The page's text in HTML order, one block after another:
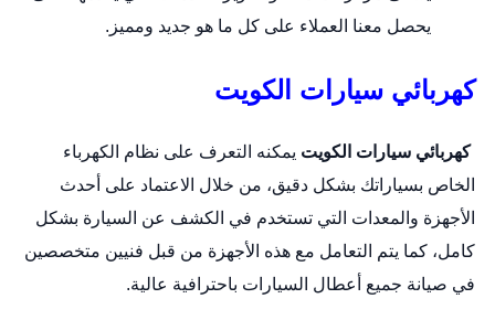
يحصل معنا العملاء على كل ما هو جديد ومميز.
كهربائي سيارات الكويت
كهربائي سيارات الكويت يمكنه التعرف على نظام الكهرباء
الخاص بسياراتك بشكل دقيق، من خلال الاعتماد على أحدث
الأجهزة والمعدات التي تستخدم في الكشف عن السيارة بشكل
كامل، كما يتم التعامل مع هذه الأجهزة من قبل فنيين متخصصين
في صيانة جميع أعطال السيارات باحترافية عالية.